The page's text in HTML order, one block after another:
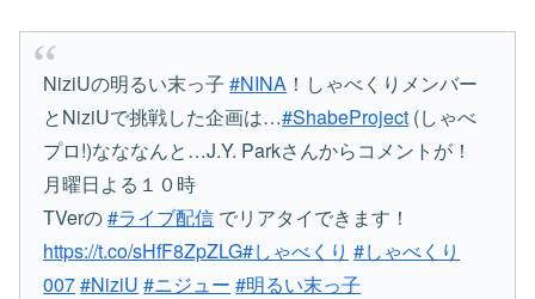
NiziUの明るい末っ子#NINA ！しゃべくりメンバー
とNiziUで挑戦した企画は…#ShabeProject (しゃべ
プロ!)なななんと…J.Y. Parkさんからコメントが！
月曜日よる１０時
TVerの#ライブ配信 でリアタイできます！
https://t.co/sHfF8ZpZLG#しゃべくり #しゃべくり
007#NiziU #ニジュー #明るい末っ子